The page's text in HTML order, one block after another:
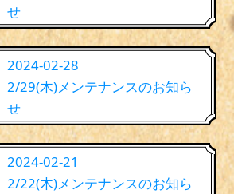
せ
2024-02-28
2/29(木)メンテナンスのお知ら
せ
2024-02-21
2/22(木)メンテナンスのお知ら